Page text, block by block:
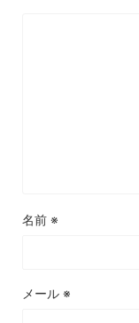
名前 ※
メール ※